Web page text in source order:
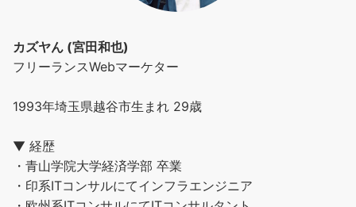
カズヤん (宮田和也)
フリーランスWebマーケター
1993年埼玉県越谷市生まれ 29歳
▼ 経歴
・青山学院大学経済学部 卒業
・印系ITコンサルにてインフラエンジニア